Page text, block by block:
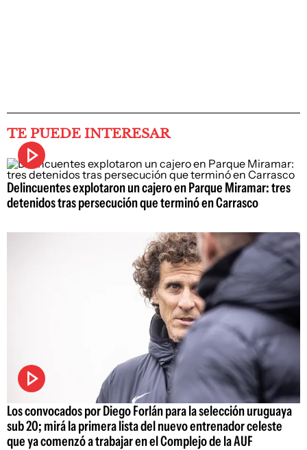
TE PUEDE INTERESAR
Delincuentes explotaron un cajero en Parque Miramar: tres
detenidos tras persecución que terminó en Carrasco
Los convocados por Diego Forlán para la selección uruguaya
sub 20; mirá la primera lista del nuevo entrenador celeste
que ya comenzó a trabajar en el Complejo de la AUF